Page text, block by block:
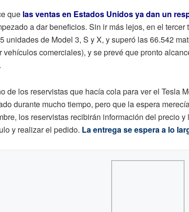
que las ventas en Estados Unidos ya dan un
a dar beneficios. Sin ir más lejos, en el
unidades de Model 3, S y X, y superó las 66.542
vehículos comerciales), y se prevé que pronto
de los reservistas que hacía cola para ver el Tesla
durante mucho tiempo, pero que la espera
los reservistas recibirán información del precio
y realizar el pedido. La entrega se espera a lo